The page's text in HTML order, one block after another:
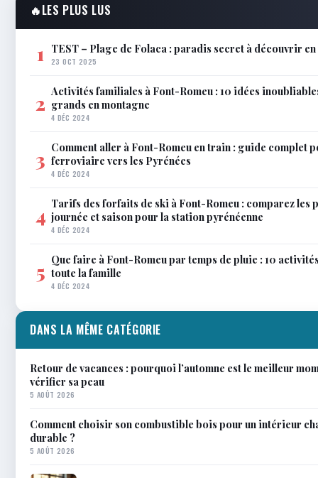
🔥LES PLUS LUS
1 TEST – Plage de Folaca : paradis secret à découvrir
23 OCT 2025
2 Activités familiales à Font-Romeu : 10 idées
grands en montagne
4 DÉC 2024
3 Comment aller à Font-Romeu en train : guide complet
ferroviaire vers les Pyrénées
4 DÉC 2024
4 Tarifs des forfaits de ski à Font-Romeu : comparez les
journée et saison pour la station pyrénéenne
4 DÉC 2024
5 Que faire à Font-Romeu par temps de pluie : 10
toute la famille
4 DÉC 2024
DANS LA MÊME CATÉGORIE
Retour de vacances : pourquoi l’automne est le meilleur
vérifier sa peau
5 AOÛT 2026
Comment choisir son combustible bois pour un intérieur
durable ?
5 AOÛT 2026